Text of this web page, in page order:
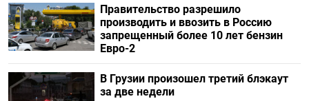
Правительство разрешило
производить и ввозить в Россию
запрещенный более 10 лет бензин
Евро-2
В Грузии произошел третий блэкаут
за две недели